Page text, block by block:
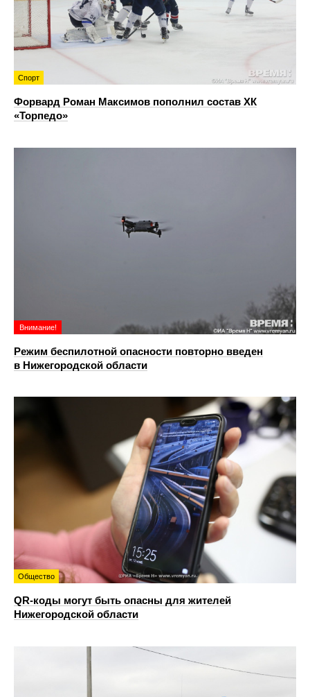
Спорт
Форвард Роман Максимов пополнил состав ХК
«Торпедо»
Внимание!
Режим беспилотной опасности повторно введен
в Нижегородской области
Общество
QR-коды могут быть опасны для жителей
Нижегородской области